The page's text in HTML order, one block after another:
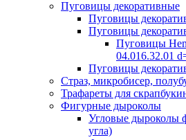
Пуговицы декоративные
Пуговицы
Пуговицы
Пуговицы
04.016.32.01
Пуговицы
Страз, микробисер,
Трафареты для
Фигурные дыроколы
Угловые дыроколы
угла)